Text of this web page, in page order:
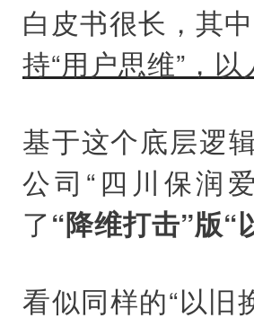
白皮书很长，其
持“用户思维”，
基于这个底层逻
公司“四川保润
了“降维打击”版“
看似同样的“以旧